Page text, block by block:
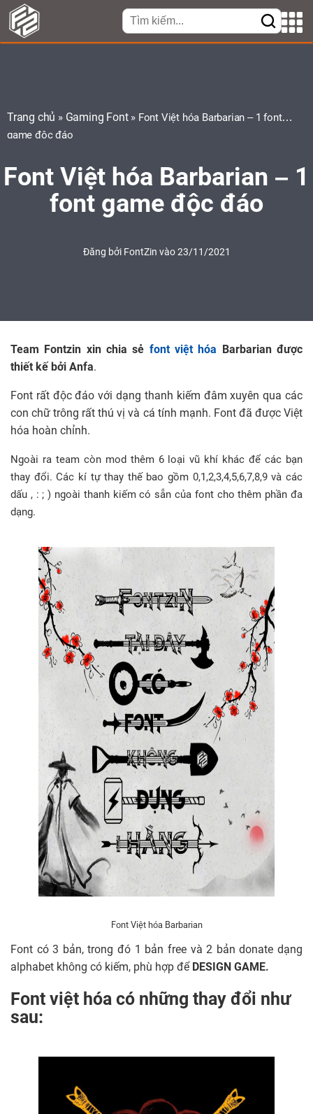
Trang chủ » Gaming Font» Font Việt hóa Barbarian – 1 font
game độc đáo
Font Việt hóa Barbarian – 1
font game độc đáo
Đăng bởi FontZin vào 23/11/2021
Team Fontzin xin chia sẻ font việt hóa Barbarian được
thiết kế bởi Anfa.
Font rất độc đáo với dạng thanh kiếm đâm xuyên qua các
con chữ trông rất thú vị và cá tính mạnh. Font đã được Việt
hóa hoàn chỉnh.
Ngoài ra team còn mod thêm 6 loại vũ khí khác để các bạn
thay đổi. Các kí tự thay thế bao gồm 0,1,2,3,4,5,6,7,8,9 và các
dấu , : ; ) ngoài thanh kiếm có sẵn của font cho thêm phần đa
dạng.
Font Việt hóa Barbarian
Font có 3 bản, trong đó 1 bản free và 2 bản donate dạng
alphabet không có kiếm, phù hợp để DESIGN GAME.
Font việt hóa có những thay đổi như
sau: